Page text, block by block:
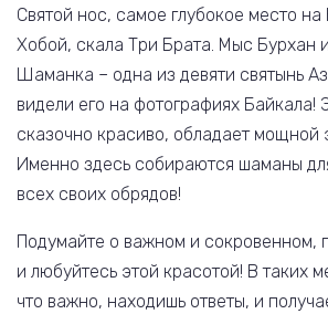
Святой нос, самое глубокое место
Хобой, скала Три Брата. Мыс Бурхан
Шаманка – одна из девяти святынь
видели его на фотографиях Байкала!
сказочно красиво, обладает мощной
Именно здесь собираются шаманы
всех своих обрядов!
Подумайте о важном и сокровенном,
и любуйтесь этой красотой! В таких
что важно, находишь ответы, и